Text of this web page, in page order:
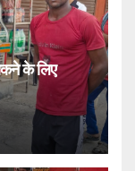
के लिए